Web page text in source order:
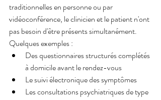
traditionnelles en personne ou par
vidéoconférence, le clinicien et le patient n'ont
pas besoin d'être présents simultanément.
Quelques exemples :
Des questionnaires structurés complétés
à domicile avant le rendez-vous
Le suivi électronique des symptômes
Les consultations psychiatriques de type